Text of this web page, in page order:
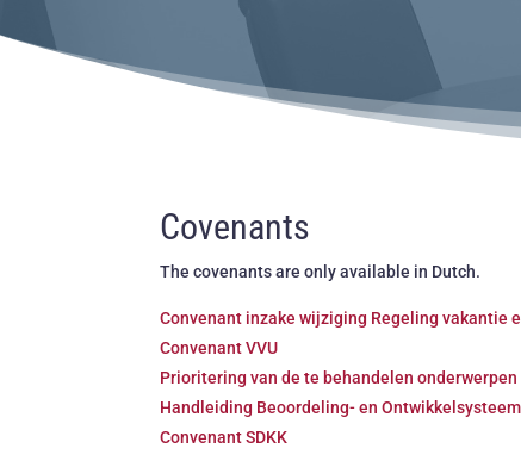
Covenants
The covenants are only available in Dutch.
Convenant inzake wijziging Regeling vakantie
Convenant VVU
Prioritering van de te behandelen onderwerpen
Handleiding Beoordeling- en
Convenant SDKK